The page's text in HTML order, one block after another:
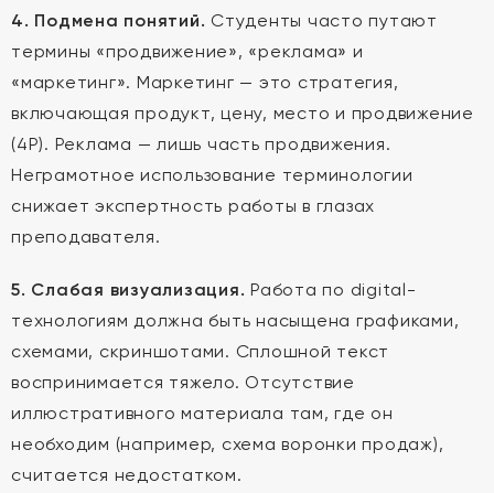
4. Подмена понятий. Студенты часто путают
термины «продвижение», «реклама» и
«маркетинг». Маркетинг — это стратегия,
включающая продукт, цену, место и продвижение
(4P). Реклама — лишь часть продвижения.
Неграмотное использование терминологии
снижает экспертность работы в глазах
преподавателя.
5. Слабая визуализация. Работа по digital-
технологиям должна быть насыщена графиками,
схемами, скриншотами. Сплошной текст
воспринимается тяжело. Отсутствие
иллюстративного материала там, где он
необходим (например, схема воронки продаж),
считается недостатком.